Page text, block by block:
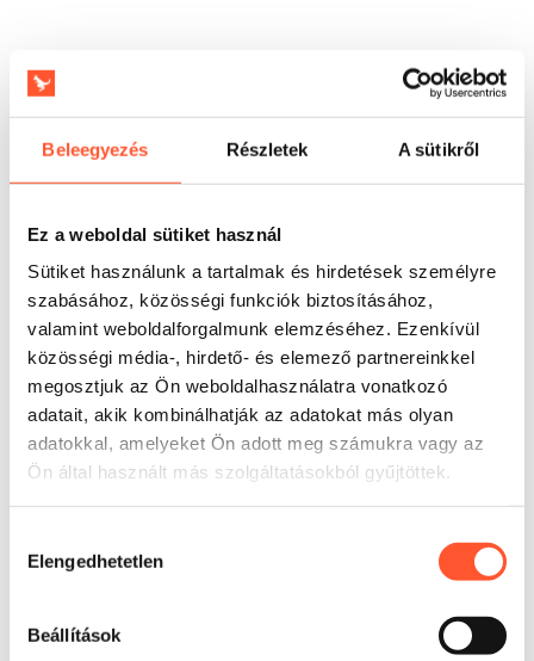
Beleegyezés Részletek A sütikről
Ez a weboldal sütiket használ
Sütiket használunk a tartalmak és hirdetések személyre
szabásához, közösségi funkciók biztosításához,
valamint weboldalforgalmunk elemzéséhez. Ezenkívül
közösségi média-, hirdető- és elemező partnereinkkel
megosztjuk az Ön weboldalhasználatra vonatkozó
adatait, akik kombinálhatják az adatokat más olyan
adatokkal, amelyeket Ön adott meg számukra vagy az
Ön által használt más szolgáltatásokból gyűjtöttek.
kiválasztása
Elengedhetetlen
Beállítások
Felhasználás
markáns családi zónát szeretnének kialakítani, és a
forgalmat egyetlen fő attrakció köré összpontosítanák. Az
ilyen park rendezi a teret, egyszerűsíti a felügyeletet, és
lehetővé teszi a játék kiszámítható résztvevői körforgását.